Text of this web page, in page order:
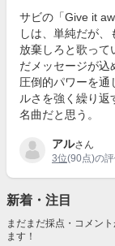
サビの「Give it
しは、単純だが、
放棄しろと歌って
だメッセージが込
圧倒的パワーを通
ルさを強く繰り返
名曲だと思う。
アルさん
3位(90点)の
新着・注目
まだまだ採点・コメン
ます！